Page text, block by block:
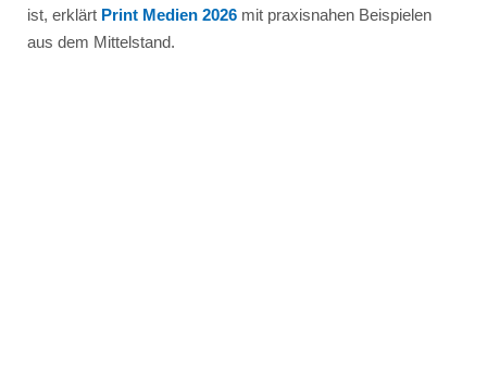
ist, erklärt Print Medien 2026mit praxisnahen Beispielen
aus dem Mittelstand.